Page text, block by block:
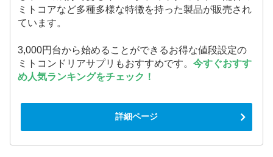
ミトコアなど多種多様な特徴を持った製品が販売され
ています。
3,000円台から始めることができるお得な値段設定の
ミトコンドリアサプリもおすすめです。今すぐおすす
め人気ランキングをチェック！
詳細ページ